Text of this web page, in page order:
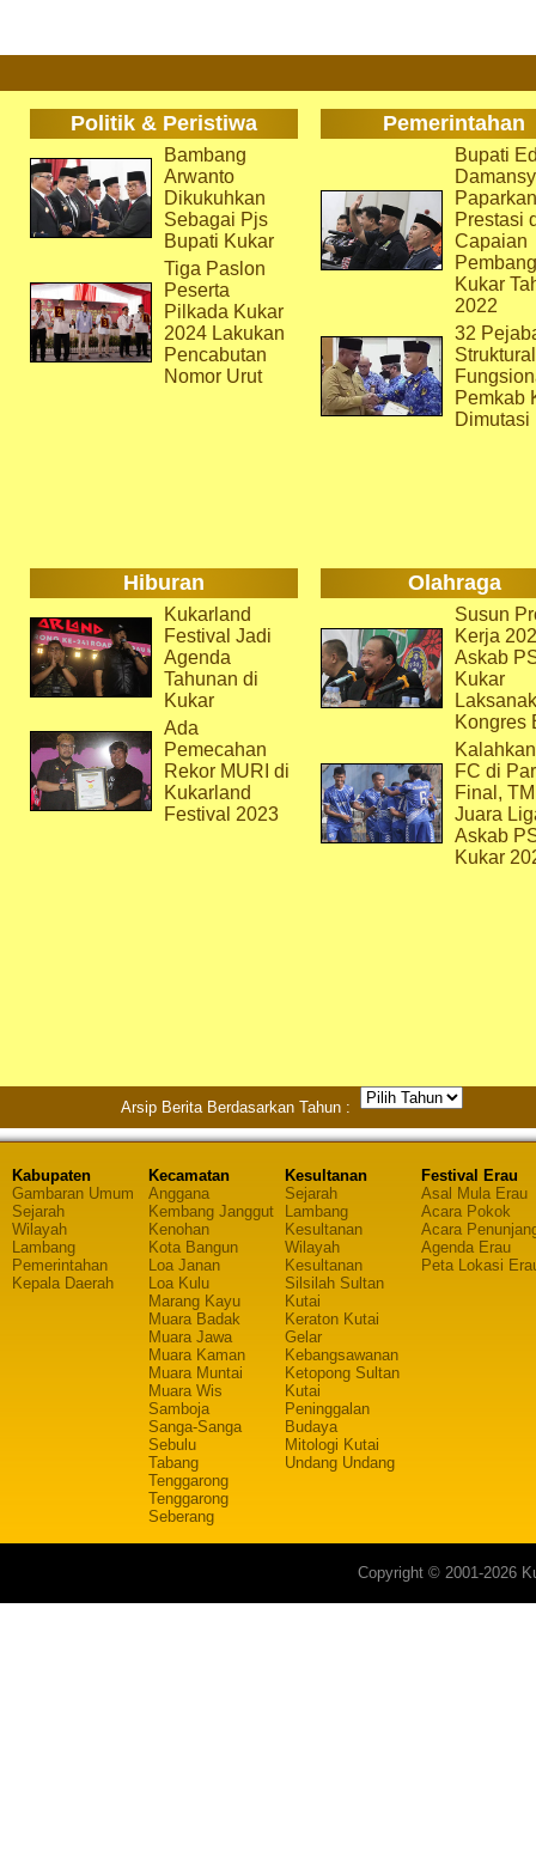
Politik & Peristiwa Pemerintahan
Bambang
Arwanto
Dikukuhkan
Sebagai Pjs
Bupati Kukar
Tiga Paslon
Peserta
Pilkada Kukar
2024 Lakukan
Pencabutan
Nomor Urut
Bupati
Paparkan
Prestasi
Capaian
Kukar
2022
32
Pemkab
Dimutasi
Hiburan Olahraga
Kukarland
Festival Jadi
Agenda
Tahunan di
Kukar
Ada
Pemecahan
Rekor MURI di
Kukarland
Festival 2023
Susun
Kerja
Askab
Kukar
Kongres
FC di
Final,
Juara
Askab
Kukar
Arsip Berita Berdasarkan Tahun :
Kabupaten
Gambaran Umum
Sejarah
Wilayah
Lambang
Pemerintahan
Kepala Daerah
Kecamatan
Anggana
Kembang Janggut
Kenohan
Kota Bangun
Loa Janan
Loa Kulu
Marang Kayu
Muara Badak
Muara Jawa
Muara Kaman
Muara Muntai
Muara Wis
Samboja
Sanga-Sanga
Sebulu
Tabang
Tenggarong
Tenggarong
Seberang
Kesultanan
Sejarah
Lambang
Kesultanan
Wilayah
Kesultanan
Silsilah Sultan
Kutai
Keraton Kutai
Gelar
Kebangsawanan
Ketopong Sultan
Kutai
Peninggalan
Budaya
Mitologi Kutai
Undang Undang
Festival Erau
Asal Mula Erau
Acara Pokok
Acara
Agenda Erau
Peta Lokasi
Copyright © 2001-2026